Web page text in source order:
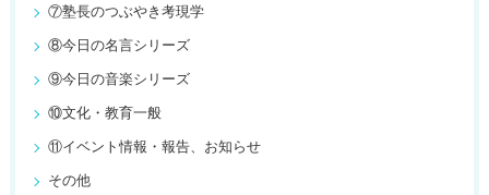
⑦塾長のつぶやき考現学
⑧今日の名言シリーズ
⑨今日の音楽シリーズ
⑩文化・教育一般
⑪イベント情報・報告、お知らせ
その他